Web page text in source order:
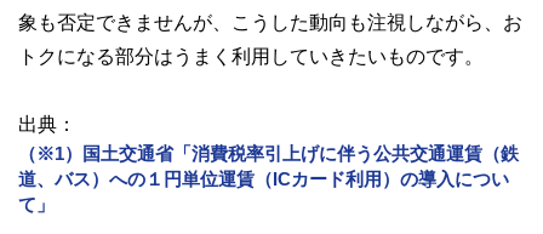
象も否定できませんが、こうした動向も注視しながら、お
トクになる部分はうまく利用していきたいものです。
出典：
（※1）国土交通省「消費税率引上げに伴う公共交通運賃（鉄
道、バス）への１円単位運賃（ICカード利用）の導入につい
て」